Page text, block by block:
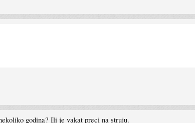
godina? Ili je vakat preci na struju.